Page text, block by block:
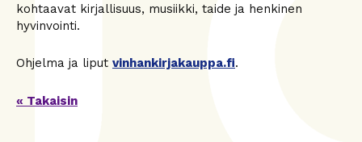
kohtaavat kirjallisuus, musiikki, taide ja henkinen
hyvinvointi.
Ohjelma ja liput vinhankirjakauppa.fi.
« Takaisin